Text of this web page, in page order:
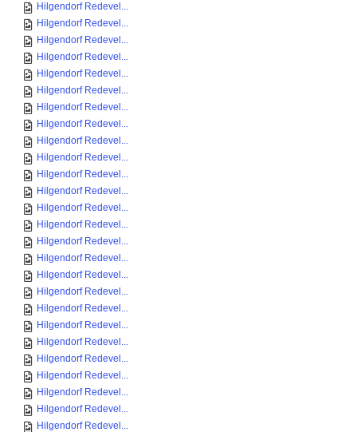
Hilgendorf Redevel...
Hilgendorf Redevel...
Hilgendorf Redevel...
Hilgendorf Redevel...
Hilgendorf Redevel...
Hilgendorf Redevel...
Hilgendorf Redevel...
Hilgendorf Redevel...
Hilgendorf Redevel...
Hilgendorf Redevel...
Hilgendorf Redevel...
Hilgendorf Redevel...
Hilgendorf Redevel...
Hilgendorf Redevel...
Hilgendorf Redevel...
Hilgendorf Redevel...
Hilgendorf Redevel...
Hilgendorf Redevel...
Hilgendorf Redevel...
Hilgendorf Redevel...
Hilgendorf Redevel...
Hilgendorf Redevel...
Hilgendorf Redevel...
Hilgendorf Redevel...
Hilgendorf Redevel...
Hilgendorf Redevel...